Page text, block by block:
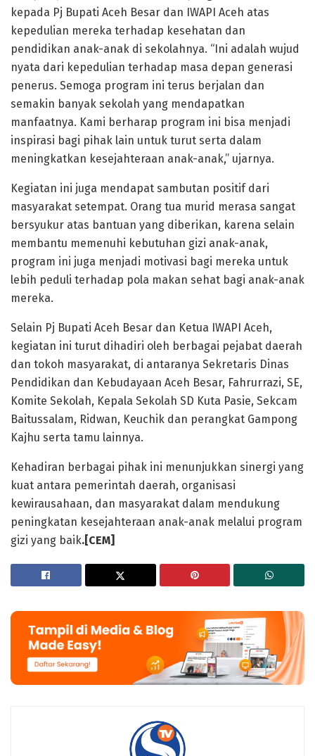
kepada Pj Bupati Aceh Besar dan IWAPI Aceh atas
kepedulian mereka terhadap kesehatan dan
pendidikan anak-anak di sekolahnya. “Ini adalah wujud
nyata dari kepedulian terhadap masa depan generasi
penerus. Semoga program ini terus berjalan dan
semakin banyak sekolah yang mendapatkan
manfaatnya. Kami berharap program ini bisa menjadi
inspirasi bagi pihak lain untuk turut serta dalam
meningkatkan kesejahteraan anak-anak,” ujarnya.
Kegiatan ini juga mendapat sambutan positif dari
masyarakat setempat. Orang tua murid merasa sangat
bersyukur atas bantuan yang diberikan, karena selain
membantu memenuhi kebutuhan gizi anak-anak,
program ini juga menjadi motivasi bagi mereka untuk
lebih peduli terhadap pola makan sehat bagi anak-anak
mereka.
Selain Pj Bupati Aceh Besar dan Ketua IWAPI Aceh,
kegiatan ini turut dihadiri oleh berbagai pejabat daerah
dan tokoh masyarakat, di antaranya Sekretaris Dinas
Pendidikan dan Kebudayaan Aceh Besar, Fahrurrazi, SE,
Komite Sekolah, Kepala Sekolah SD Kuta Pasie, Sekcam
Baitussalam, Ridwan, Keuchik dan perangkat Gampong
Kajhu serta tamu lainnya.
Kehadiran berbagai pihak ini menunjukkan sinergi yang
kuat antara pemerintah daerah, organisasi
kewirausahaan, dan masyarakat dalam mendukung
peningkatan kesejahteraan anak-anak melalui program
gizi yang baik.[CEM]